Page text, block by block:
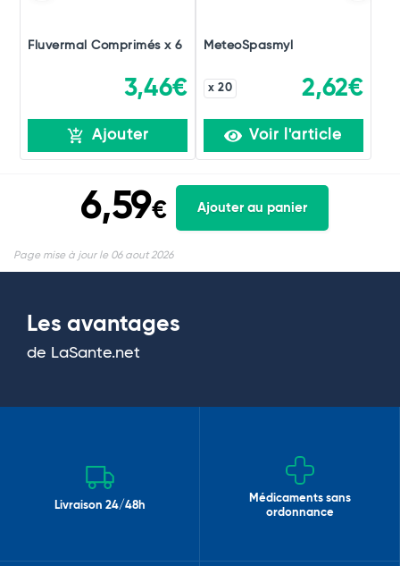
Fluvermal Comprimés x 6
3,46€
Ajouter
MeteoSpasmyl
x 20 2,62€
Voir l'article
6,59€ Ajouter au panier
Page mise à jour le 06 aout 2026
Les avantages
de LaSante.net
Livraison 24/48h
Médicaments sans
ordonnance